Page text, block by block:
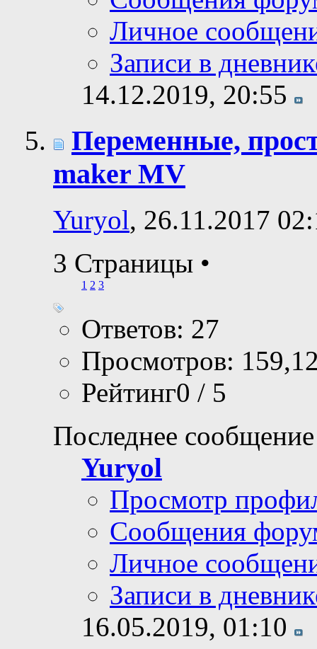
Личное
Записи в
14.12.2019, 20:55
Переменные,
maker MV
Yuryol, 26.11.2017
3 Страницы •
1 2 3
Ответов: 27
Просмотров:
Рейтинг0 / 5
Последнее
Yuryol
Просмотр
Сообщения
Личное
Записи в
16.05.2019, 01:10